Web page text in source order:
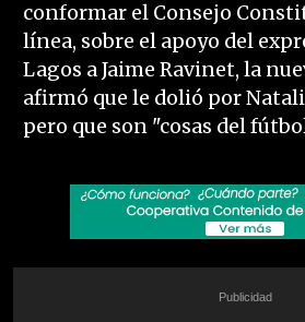
conformar el Consejo
línea, sobre el apoyo del
Lagos a Jaime Ravinet, la
afirmó que le dolió por
pero que son "cosas del